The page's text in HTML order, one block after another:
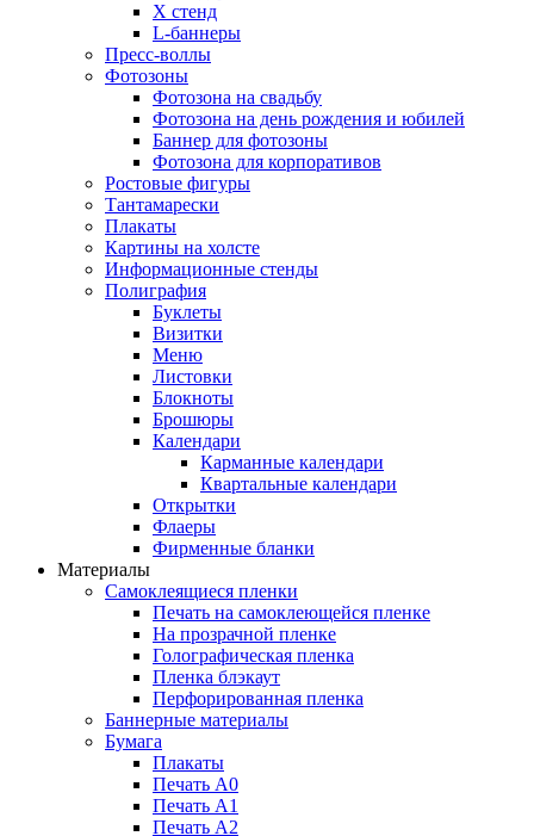
Х стенд
L-баннеры
Пресс-воллы
Фотозоны
Фотозона на свадьбу
Фотозона на день рождения и юбилей
Баннер для фотозоны
Фотозона для корпоративов
Ростовые фигуры
Тантамарески
Плакаты
Картины на холсте
Информационные стенды
Полиграфия
Буклеты
Визитки
Меню
Листовки
Блокноты
Брошюры
Календари
Карманные календари
Квартальные календари
Открытки
Флаеры
Фирменные бланки
Материалы
Самоклеящиеся пленки
Печать на самоклеющейся пленке
На прозрачной пленке
Голографическая пленка
Пленка блэкаут
Перфорированная пленка
Баннерные материалы
Бумага
Плакаты
Печать А0
Печать А1
Печать А2